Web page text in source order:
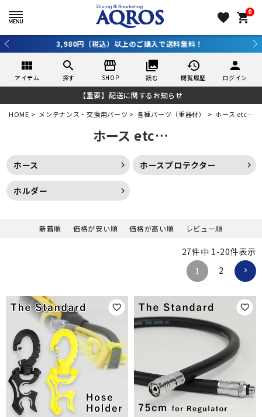
favorite 0
shopping_cart
3,980円（税込）以上のご購入で送料無料！
view_module
アイテム
search
探す
storefront
SHOP
collections
読む
history
閲覧履歴
person
ログイン
【重要】配送に関するお知らせ
HOME メンテナンス・交換用パーツ 各種パーツ（重器材） ホース etc…
ホース etc…
ホース ホースプロテクター
ホルダー
新着順 価格が安い順 価格が高い順 レビュー順
27件中 1-20件表示
1
2